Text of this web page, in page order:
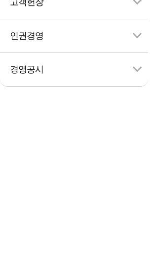
고객헌장
인권경영
경영공시